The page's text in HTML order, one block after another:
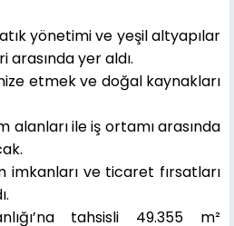
yönetimi ve yeşil altyapılar
yer aldı.
etmek ve doğal kaynakları
alanları ile iş ortamı arasında
imkanları ve ticaret fırsatları
tahsisli 49.355 m²